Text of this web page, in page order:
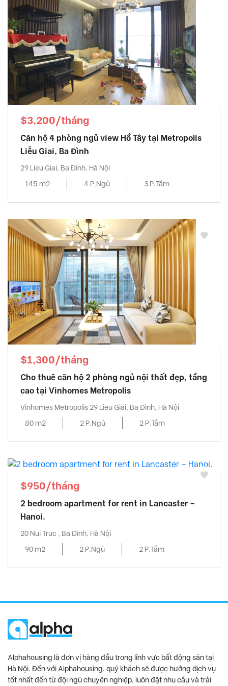
$3,200/tháng
Căn hộ 4 phòng ngủ view Hồ Tây tại Metropolis
Liễu Giai, Ba Đình
29 Lieu Giai, Ba Đình, Hà Nội
145 m2
4 P.Ngủ 3 P.Tắm
$1,300/tháng
Cho thuê căn hộ 2 phòng ngủ nội thất đẹp, tầng
cao tại Vinhomes Metropolis
Vinhomes Metropolis 29 Lieu Giai, Ba Đình, Hà Nội
80 m2
2 P.Ngủ 2 P.Tắm
$950/tháng
2 bedroom apartment for rent in Lancaster –
Hanoi.
20 Nui Truc , Ba Đình, Hà Nội
90 m2
2 P.Ngủ 2 P.Tắm
Alphahousing là đơn vị hàng đầu trong lĩnh vực bất động sản tại
Hà Nội. Đến với Alphahousing, quý khách sẽ được hưởng dịch vụ
tốt nhất đến từ đội ngũ chuyên nghiệp, luôn đặt nhu cầu và trải